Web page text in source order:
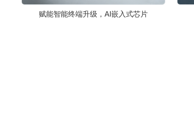
赋能智能终端升级，AI嵌入式芯片